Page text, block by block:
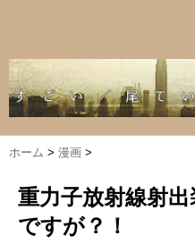
ホーム > 漫画 >
重力子放射線射
ですが？！